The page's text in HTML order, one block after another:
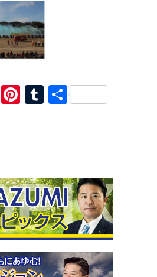
EmailPinterest
Tumblr
共